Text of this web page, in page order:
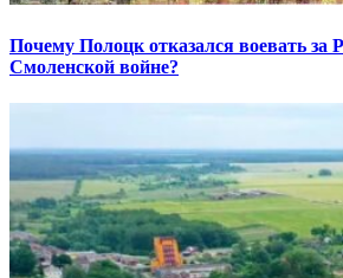
Почему Полоцк отказался воевать за
Смоленской войне?